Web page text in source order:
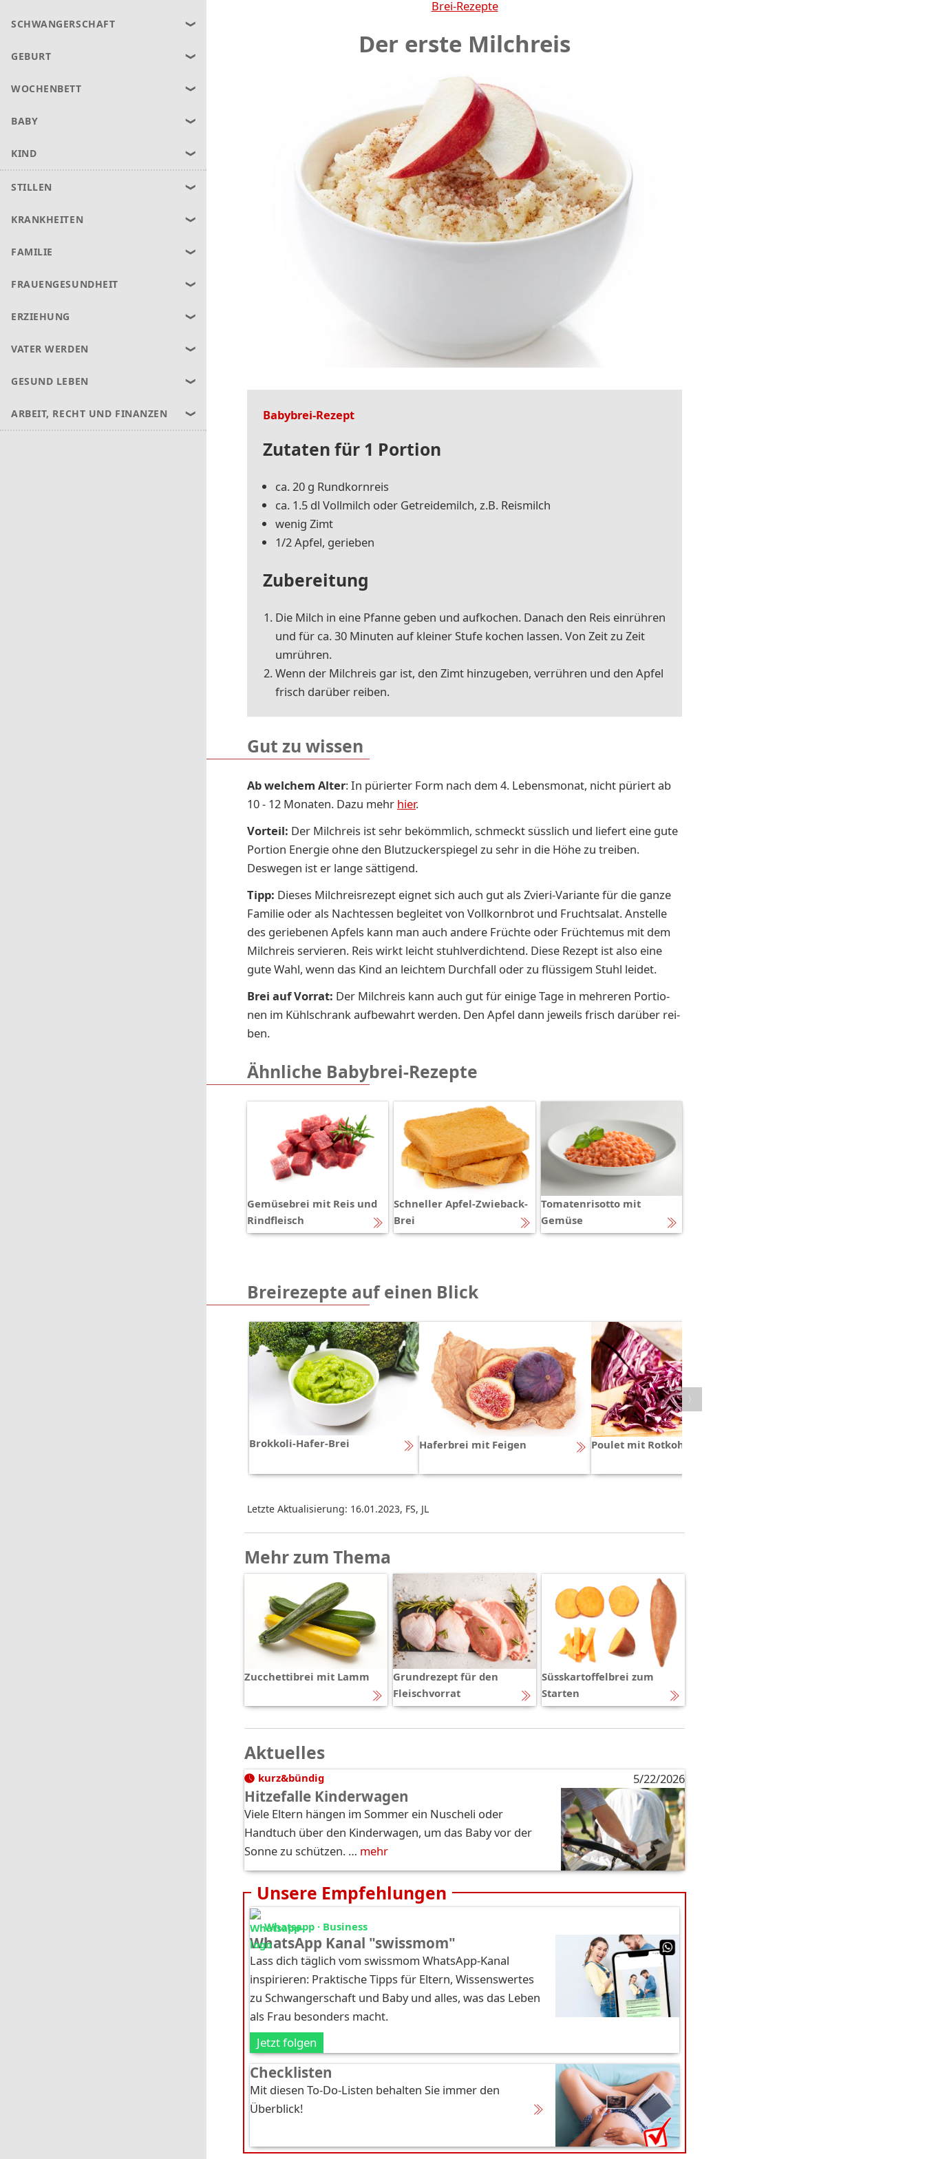
SCHWANGERSCHAFT
GEBURT
WOCHENBETT
BABY
KIND
STILLEN
KRANKHEITEN
FAMILIE
FRAUENGESUNDHEIT
ERZIEHUNG
VATER WERDEN
GESUND LEBEN
ARBEIT, RECHT UND FINANZEN
Brei-Rezepte
Der erste Milchreis
Babybrei-Rezept
Zutaten für 1 Portion
ca. 20 g Rund­korn­reis
ca. 1.5 dl Voll­milch oder Ge­trei­de­milch, z.B. Reis­milch
we­nig Zimt
1/2 Ap­fel, ge­rie­ben
Zubereitung
Die Milch in eine Pfan­ne ge­ben und auf­ko­chen. Da­nach den Reis ein­rüh­ren
und für ca. 30 Mi­nu­ten auf klei­ner Stu­fe ko­chen las­sen. Von Zeit zu Zeit
um­rüh­ren.
Wenn der Milch­reis gar ist, den Zimt hin­zu­ge­ben, ver­rüh­ren und den Ap­fel
frisch dar­über rei­ben.
Gut zu wissen
Ab welchem Alter: In pürierter Form nach dem 4. Lebensmonat, nicht püriert ab
10 - 12 Monaten. Dazu mehr hier.
Vorteil: Der Milchreis ist sehr bekömmlich, schmeckt süsslich und liefert eine gute
Portion Energie ohne den Blutzuckerspiegel zu sehr in die Höhe zu treiben.
Deswegen ist er lange sättigend.
Tipp: Dieses Milchreisrezept eignet sich auch gut als Zvieri-Variante für die ganze
Familie oder als Nachtessen begleitet von Vollkornbrot und Fruchtsalat. Anstelle
des geriebenen Apfels kann man auch andere Früchte oder Früchtemus mit dem
Milchreis servieren. Reis wirkt leicht stuhlverdichtend. Diese Rezept ist also eine
gute Wahl, wenn das Kind an leichtem Durchfall oder zu flüssigem Stuhl leidet.
Brei auf Vorrat: Der Milch­reis kann auch gut für ei­ni­ge Tage in meh­re­ren Por­tio­
nen im Kühl­schrank auf­be­wahrt wer­den. Den Ap­fel dann je­weils frisch dar­über rei­
ben.
Ähnliche Babybrei-Rezepte
Gemüsebrei mit Reis und
Rindfleisch
Schneller Apfel-Zwieback-
Brei
Tomatenrisotto mit
Gemüse
Breirezepte auf einen Blick
Brokkoli-Hafer-Brei Haferbrei mit Feigen Poulet mit Rotkohl und Apfel
〈 〉
Letzte Aktualisierung: 16.01.2023, FS, JL
Mehr zum Thema
Zucchettibrei mit Lamm
Grundrezept für den
Fleischvorrat
Süsskartoffelbrei zum
Starten
Aktuelles
kurz&bündig 5/22/2026
Hitzefalle Kinderwagen
Viele Eltern hängen im Sommer ein Nuscheli oder
Handtuch über den Kinderwagen, um das Baby vor der
Sonne zu schützen. … mehr
Unsere Empfehlungen
Whatsapp · Business
WhatsApp Kanal "swissmom"
Lass dich täglich vom swissmom WhatsApp-Kanal
inspirieren: Praktische Tipps für Eltern, Wissenswertes
zu Schwangerschaft und Baby und alles, was das Leben
als Frau besonders macht.
Jetzt folgen
Checklisten
Mit diesen To-Do-Listen behalten Sie immer den
Überblick!